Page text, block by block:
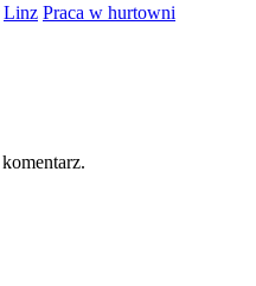
Linz Praca w hurtowni